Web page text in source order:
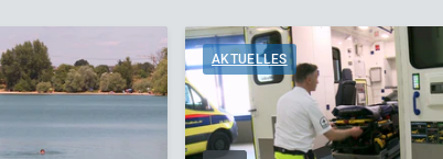
AKTUELLES